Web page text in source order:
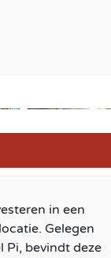
in een
Gelegen
Pi, bevindt deze